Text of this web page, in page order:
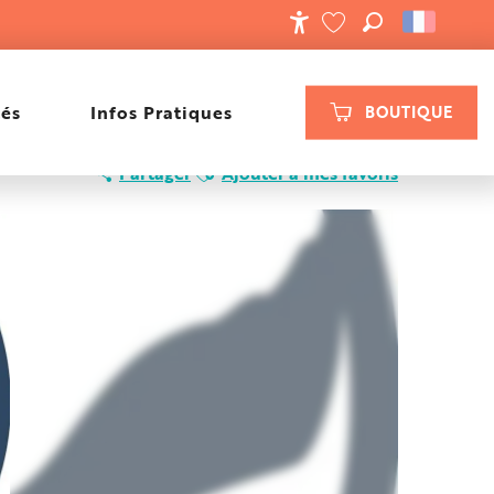
BOUTIQUE
VOIR LES FAVORIS
RECHERCHE
Infos Pratiques
Partager Ajouter à mes favoris